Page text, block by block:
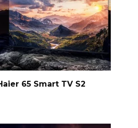
65 Smart TV S2